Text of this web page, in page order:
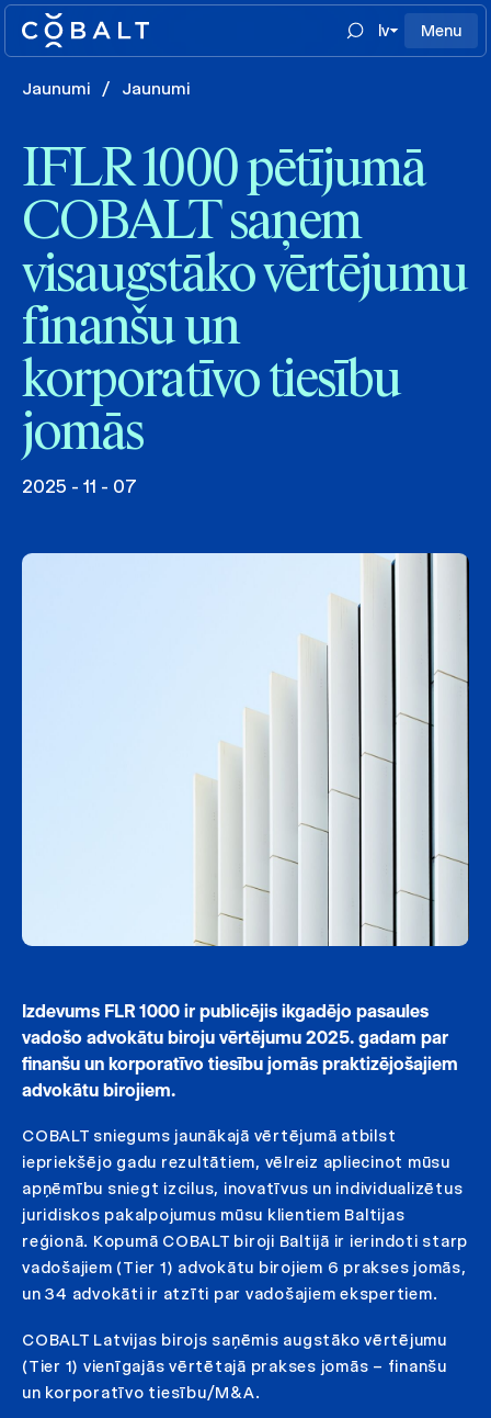
lv Menu
Jaunumi / Jaunumi
IFLR 1000 pētījumā
COBALT saņem
visaugstāko vērtējumu
finanšu un
korporatīvo tiesību
jomās
2025 - 11 - 07
Izdevums FLR 1000 ir publicējis ikgadējo pasaules
vadošo advokātu biroju vērtējumu 2025. gadam par
finanšu un korporatīvo tiesību jomās praktizējošajiem
advokātu birojiem.
COBALT sniegums jaunākajā vērtējumā atbilst
iepriekšējo gadu rezultātiem, vēlreiz apliecinot mūsu
apņēmību sniegt izcilus, inovatīvus un individualizētus
juridiskos pakalpojumus mūsu klientiem Baltijas
reģionā. Kopumā COBALT biroji Baltijā ir ierindoti starp
vadošajiem (Tier 1) advokātu birojiem 6 prakses jomās,
un 34 advokāti ir atzīti par vadošajiem ekspertiem.
COBALT Latvijas birojs saņēmis augstāko vērtējumu
(Tier 1) vienīgajās vērtētajā prakses jomās – finanšu
un korporatīvo tiesību/M&A.